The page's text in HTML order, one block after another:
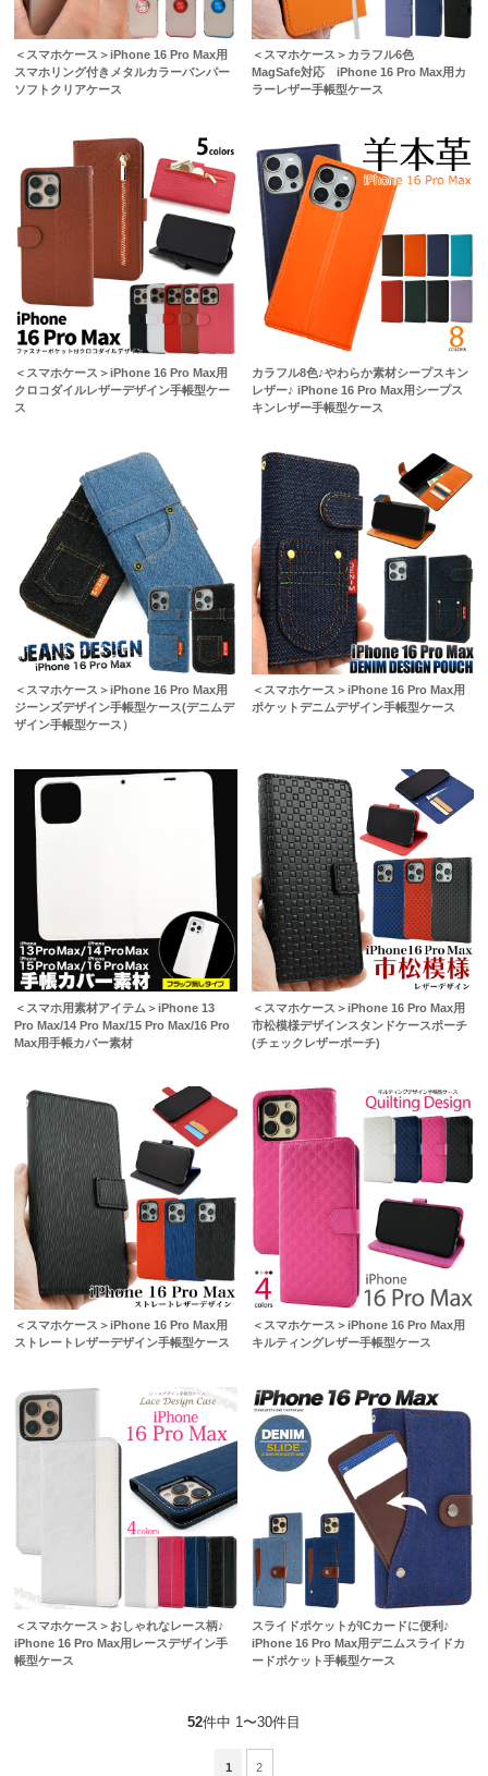
＜スマホケース＞iPhone 16 Pro Max用
スマホリング付きメタルカラーバンパー
ソフトクリアケース
＜スマホケース＞カラフル6色
MagSafe対応 iPhone 16 Pro Max用カ
ラーレザー手帳型ケース
＜スマホケース＞iPhone 16 Pro Max用
クロコダイルレザーデザイン手帳型ケー
ス
カラフル8色♪やわらか素材シープスキン
レザー♪ iPhone 16 Pro Max用シープス
キンレザー手帳型ケース
＜スマホケース＞iPhone 16 Pro Max用
ジーンズデザイン手帳型ケース(デニムデ
ザイン手帳型ケース）
＜スマホケース＞iPhone 16 Pro Max用
ポケットデニムデザイン手帳型ケース
＜スマホ用素材アイテム＞iPhone 13
Pro Max/14 Pro Max/15 Pro Max/16 Pro
Max用手帳カバー素材
＜スマホケース＞iPhone 16 Pro Max用
市松模様デザインスタンドケースポーチ
(チェックレザーポーチ)
＜スマホケース＞iPhone 16 Pro Max用
ストレートレザーデザイン手帳型ケース
＜スマホケース＞iPhone 16 Pro Max用
キルティングレザー手帳型ケース
＜スマホケース＞おしゃれなレース柄♪
iPhone 16 Pro Max用レースデザイン手
帳型ケース
スライドポケットがICカードに便利♪
iPhone 16 Pro Max用デニムスライドカ
ードポケット手帳型ケース
52件中 1〜30件目
1 2